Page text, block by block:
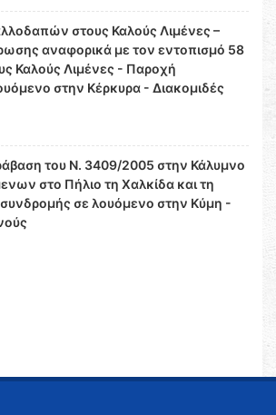
στους Καλούς Λιμένες –
αναφορικά με τον εντοπισμό 58
Καλούς Λιμένες - Παροχή
στην Κέρκυρα - Διακομιδές
του Ν. 3409/2005 στην Κάλυμνο
στο Πήλιο τη Χαλκίδα και τη
σε λουόμενο στην Κύμη -